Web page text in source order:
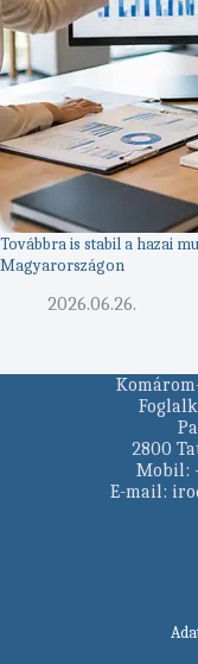
Továbbra is stabil a hazai
Magyarországon
2026.06.26.
2800
Mobil:
E-mail: